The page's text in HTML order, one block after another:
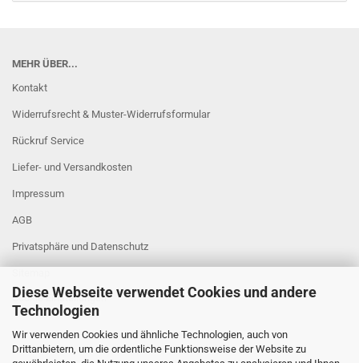
Diese Webseite verwendet Cookies und andere
Technologien
Wir verwenden Cookies und ähnliche Technologien, auch von
Drittanbietern, um die ordentliche Funktionsweise der Website zu
MEHR ÜBER...
Kontakt
Widerrufsrecht & Muster-Widerrufsformular
Rückruf Service
Liefer- und Versandkosten
Impressum
AGB
Privatsphäre und Datenschutz
Cookie Einstellungen